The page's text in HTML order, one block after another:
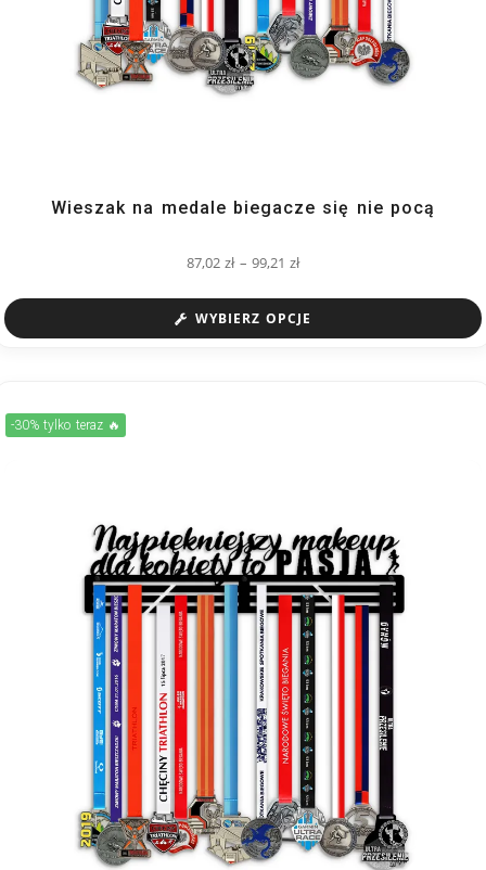
Wieszak na medale biegacze się nie pocą
87,02zł – 99,21zł
WYBIERZ OPCJE
-30% tylko teraz 🔥